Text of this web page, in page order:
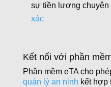
sự tiền lương chuyên
xác
Kết nối với phần
Phần mềm eTA cho
quản lý an ninh kết hợp